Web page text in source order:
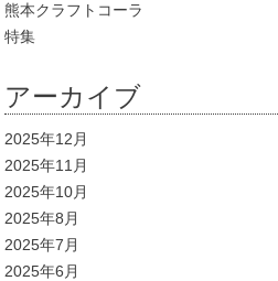
熊本クラフトコーラ
特集
アーカイブ
2025年12月
2025年11月
2025年10月
2025年8月
2025年7月
2025年6月